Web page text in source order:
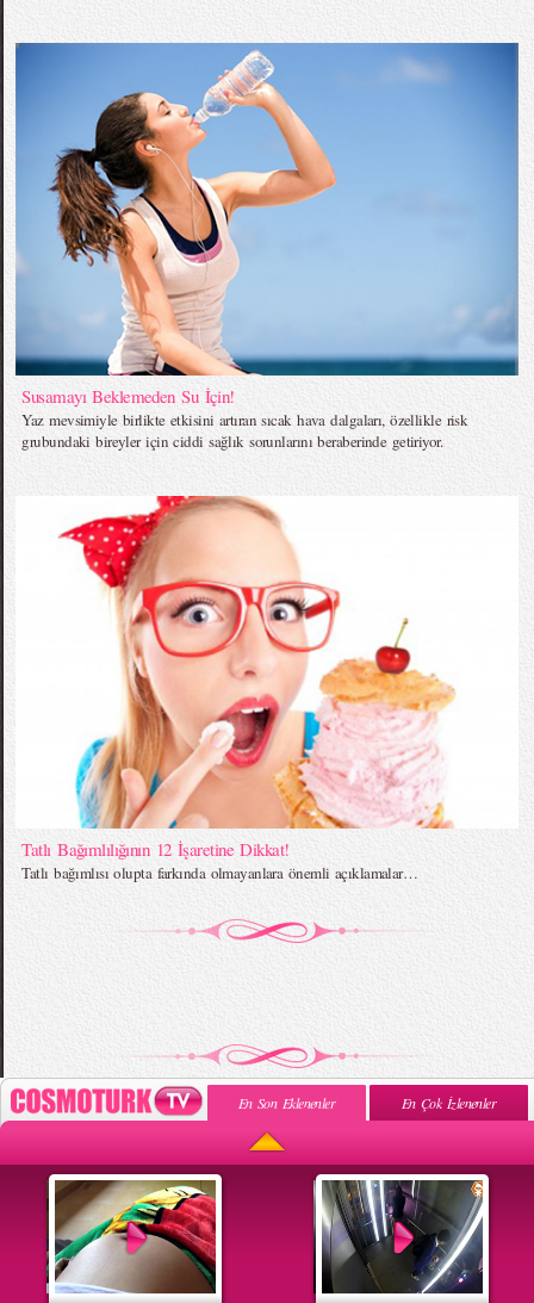
Susamayı Beklemeden Su İçin!
Yaz mevsimiyle birlikte etkisini artıran sıcak hava dalgaları, özellikle risk
grubundaki bireyler için ciddi sağlık sorunlarını beraberinde getiriyor.
Tatlı Bağımlılığının 12 İşaretine Dikkat!
Tatlı bağımlısı olupta farkında olmayanlara önemli açıklamalar…
En Son Eklenenler En Çok İzlenenler